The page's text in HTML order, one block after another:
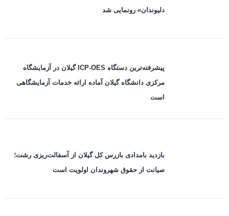
دلیوندان» رونمایی شد
پیشرفته‌ترین دستگاه ICP-OES گیلان در آزمایشگاه
مرکزی دانشگاه گیلان آماده ارائه خدمات آزمایشگاهی
است
بازدید بامدادی بازرس کل گیلان از آسفالت‌ریزی رشت؛
صیانت از حقوق شهروندان اولویت است